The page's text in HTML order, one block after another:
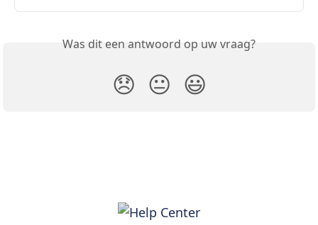
Was dit een antwoord op uw vraag?
😞 😐 😃